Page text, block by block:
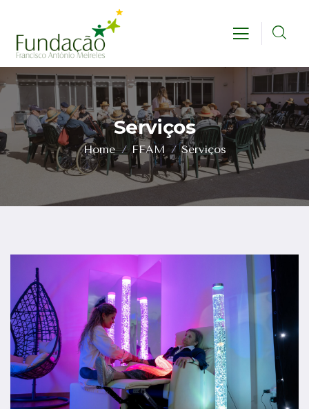
Serviços
Home FFAM Serviços